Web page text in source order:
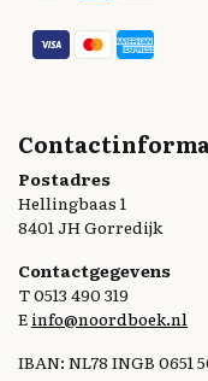
Postadres
Hellingbaas 1
8401 JH Gorredijk
Contactgegevens
T 0513 490 319
E info@noordboek.nl
IBAN: NL78 INGB 0651